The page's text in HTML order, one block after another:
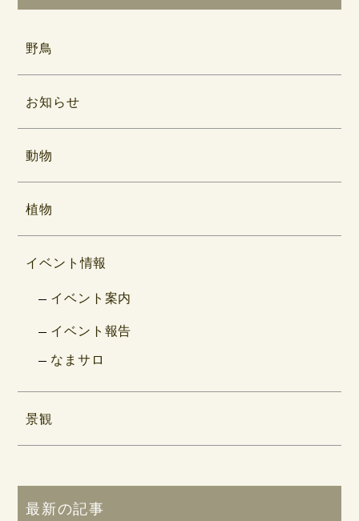
野鳥
お知らせ
動物
植物
イベント情報
イベント案内
イベント報告
なまサロ
景観
最新の記事